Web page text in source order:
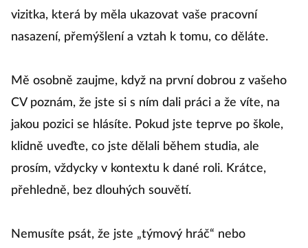
vizitka, která by měla ukazovat vaše pracovní
nasazení, přemýšlení a vztah k tomu, co děláte.
Mě osobně zaujme, když na první dobrou z vašeho
CV poznám, že jste si s ním dali práci a že víte, na
jakou pozici se hlásíte. Pokud jste teprve po škole,
klidně uveďte, co jste dělali během studia, ale
prosím, vždycky v kontextu k dané roli. Krátce,
přehledně, bez dlouhých souvětí.
Nemusíte psát, že jste „týmový hráč“ nebo